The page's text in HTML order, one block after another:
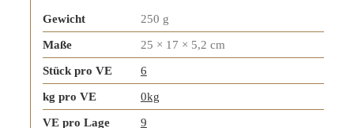
Gewicht 250 g
Maße 25 × 17 × 5,2 cm
Stück pro VE 6
kg pro VE 0kg
VE pro Lage 9